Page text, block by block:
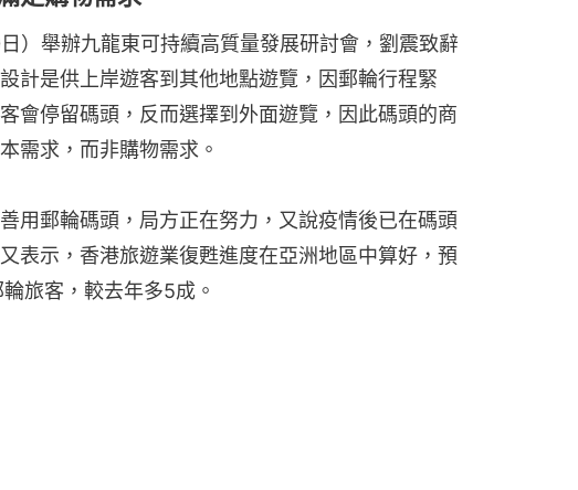
）舉辦九龍東可持續高質量發展研討會，劉震致辭
計是供上岸遊客到其他地點遊覽，因郵輪行程緊
會停留碼頭，反而選擇到外面遊覽，因此碼頭的商
需求，而非購物需求。
用郵輪碼頭，局方正在努力，又說疫情後已在碼頭
表示，香港旅遊業復甦進度在亞洲地區中算好，預
旅客，較去年多5成。